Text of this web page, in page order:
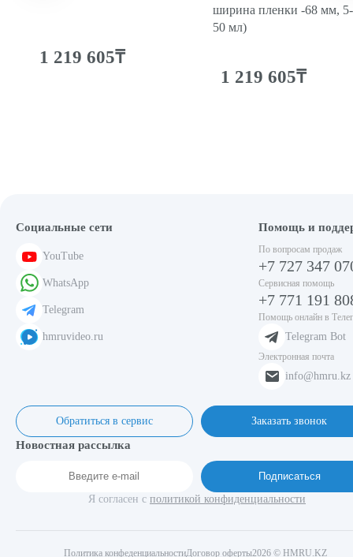
Комплект литер для DXDK-150II
10 753₸ /
Термопара для DXDK
11 689₸ /
шт.
11 689₸ /
шт.
00000000693
Фотосенсор для DXDK/DXDG/DXDZ
1 219 605₸
ширина пленки -68 мм, 5-
50 мл)
1 219 605₸
Социальные сети
YouTube
WhatsApp
Telegram
hmruvideo.ru
Помощь и
По вопросам продаж
+7 727 347
Сервисная помощь
+7 771 191
Помощь онлайн в
Telegram Bot
Электронная почта
info@hmru.kz
Обратиться в сервис Заказать звонок
Новостная рассылка
Подписаться
Я согласен с политикой конфиденциальности
Политика конфеденциальности 2026 © HMRU.KZ
Договор оферты